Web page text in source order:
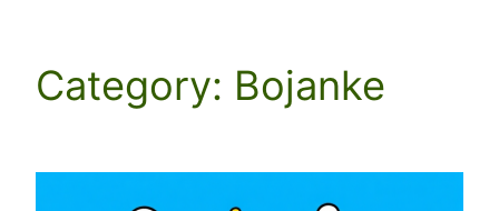
Category: Bojanke